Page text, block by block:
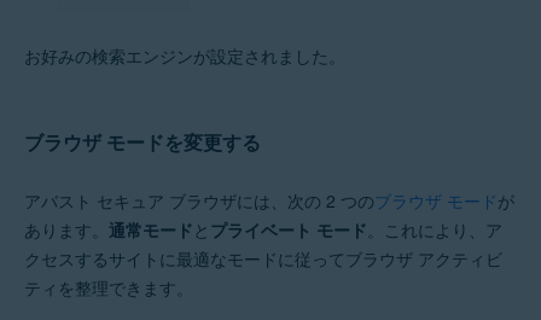
お好みの検索エンジンが設定されました。
ブラウザ モードを変更する
アバスト セキュア ブラウザには、次の 2 つのブラウザ モードが
あります。 通常モード と プライベート モード 。これにより、ア
クセスするサイトに最適なモードに従ってブラウザ アクティビ
ティを整理できます。